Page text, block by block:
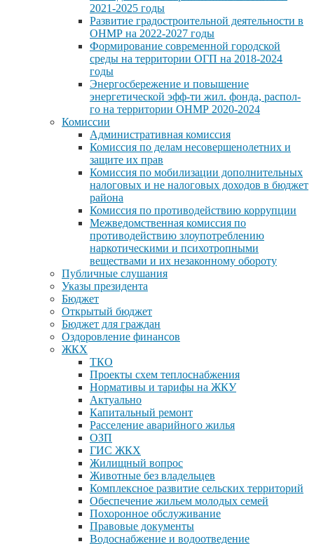
2021-2025 годы
Развитие градостроительной деятельности в
ОНМР на 2022-2027 годы
Формирование современной городской
среды на территории ОГП на 2018-2024
годы
Энергосбережение и повышение
энергетической эфф-ти жил. фонда, распол-
го на территории ОНМР 2020-2024
Комиссии
Административная комиссия
Комиссия по делам несовершенолетних и
защите их прав
Комиссия по мобилизации дополнительных
налоговых и не налоговых доходов в бюджет
района
Комиссия по противодействию коррупции
Межведомственная комиссия по
противодействию злоупотреблению
наркотическими и психотропными
веществами и их незаконному обороту
Публичные слушания
Указы президента
Бюджет
Открытый бюджет
Бюджет для граждан
Оздоровление финансов
ЖКХ
ТКО
Проекты схем теплоснабжения
Нормативы и тарифы на ЖКУ
Актуально
Капитальный ремонт
Расселение аварийного жилья
ОЗП
ГИС ЖКХ
Жилищный вопрос
Животные без владельцев
Комплексное развитие сельских территорий
Обеспечение жильем молодых семей
Похоронное обслуживание
Правовые документы
Водоснабжение и водоотведение